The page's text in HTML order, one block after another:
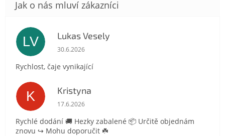
LV Lukas Vesely
Hodnocení obchodu je 5 z 5 hvězdiček.
30.6.2026
Rychlost, čaje vynikající
K Kristyna
Hodnocení obchodu je 5 z 5 hvězdiček.
17.6.2026
Rychlé dodání 🚚 Hezky zabalené 📦 Určitě objednám
znovu ↪️ Mohu doporučit ☘️